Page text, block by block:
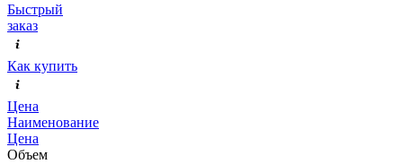
Быстрый
заказ
Как купить
Цена
Наименование
Цена
Объем